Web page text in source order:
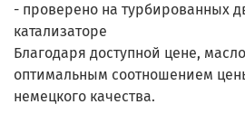
- проверено на турбированных
катализаторе
Благодаря доступной цене,
оптимальным соотношением
немецкого качества.